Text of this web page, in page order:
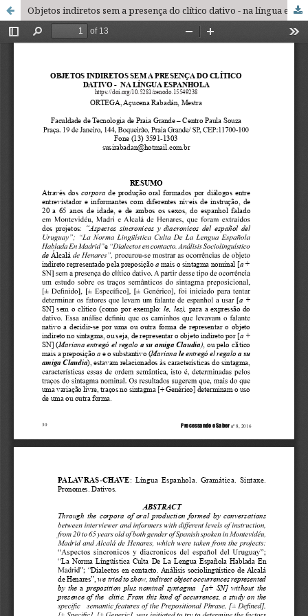
Objetos indiretos sem a presença do clítico dativo - na língua espanhola